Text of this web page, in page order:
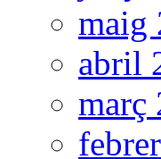
maig
abril
març